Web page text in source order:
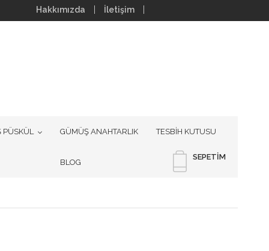
Hakkımızda İletişim
SEPETIM
PÜSKÜL GÜMÜŞ ANAHTARLIK TESBİH KUTUSU
BLOG